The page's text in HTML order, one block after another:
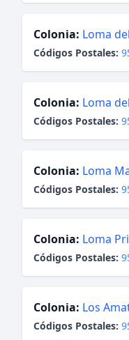
Colonia: Loma
Códigos Postales:
Colonia: Loma
Códigos Postales:
Colonia: Loma
Códigos Postales:
Colonia: Loma
Códigos Postales:
Colonia: Los
Códigos Postales: